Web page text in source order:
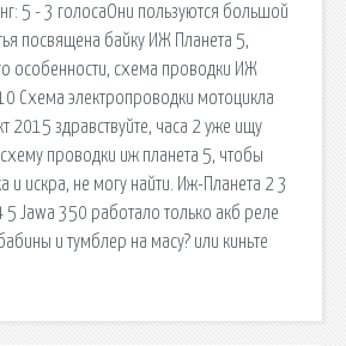
5 - 3 голосаОни пользуются большой
посвящена байку ИЖ Планета 5,
особенности, схема проводки ИЖ
Схема электропроводки мотоцикла
2015 здравствуйте, часа 2 уже ищу
проводки иж планета 5, чтобы
и искра, не могу найти. Иж-Планета 2 3
Jawa 350 работало только акб реле
и тумблер на масу? или киньте